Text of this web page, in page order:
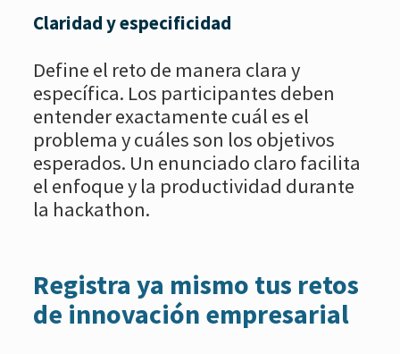
Claridad y especificidad
Define el reto de manera clara y
específica. Los participantes deben
entender exactamente cuál es el
problema y cuáles son los objetivos
esperados. Un enunciado claro facilita
el enfoque y la productividad durante
la hackathon.
Registra ya mismo tus retos
de innovación empresarial